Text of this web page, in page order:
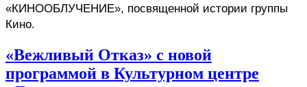
«КИНООБЛУЧЕНИЕ», посвященной истории группы
Кино.
«Вежливый Отказ» с новой
программой в Культурном центре